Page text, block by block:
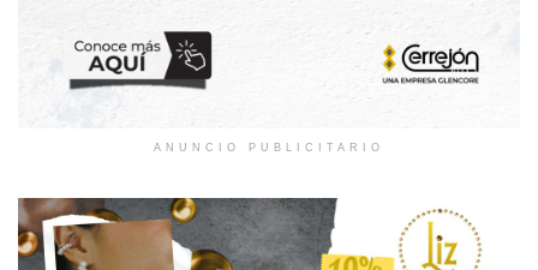
ANUNCIO PUBLICITARIO